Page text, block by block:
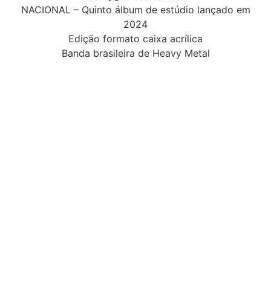
NACIONAL – Quinto álbum de estúdio lançado em
2024
Edição formato caixa acrílica
Banda brasileira de Heavy Metal